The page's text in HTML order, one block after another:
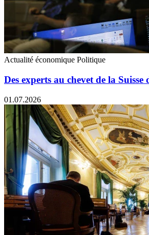
Actualité économique Politique
Des experts au chevet de la Suisse
01.07.2026